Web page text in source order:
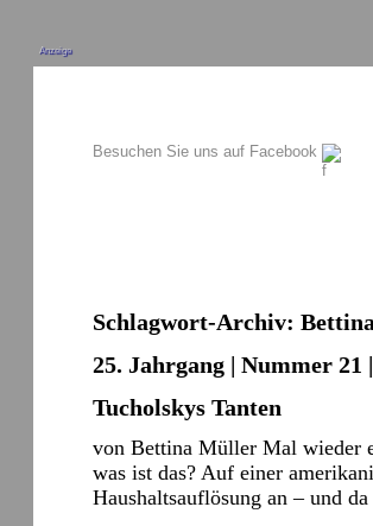
Anzeige
Besuchen Sie uns auf Facebook
Schlagwort-Archiv:
25. Jahrgang | Nummer 21
Tucholskys Tanten
von Bettina Müller Mal wieder
was ist das? Auf einer
Haushaltsauflösung an – und